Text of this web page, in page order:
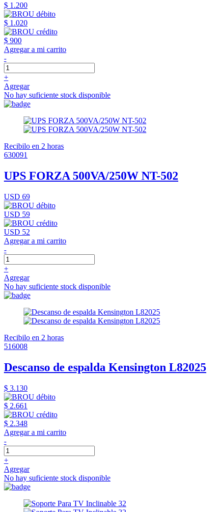
$ 1.200
$ 1.020
$ 900
Agregar a mi carrito
-
+
Agregar
No hay suficiente stock disponible
Recibilo en 2 horas
630091
UPS FORZA 500VA/250W NT-502
USD 69
USD 59
USD 52
Agregar a mi carrito
-
+
Agregar
No hay suficiente stock disponible
Recibilo en 2 horas
516008
Descanso de espalda Kensington L82025
$ 3.130
$ 2.661
$ 2.348
Agregar a mi carrito
-
+
Agregar
No hay suficiente stock disponible